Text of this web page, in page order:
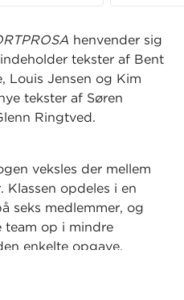
henvender sig
tekster af Bent
Louis Jensen og Kim
tekster af Søren
Ringtved.
veksles der mellem
Klassen opdeles i en
seks medlemmer, og
team op i mindre
enkelte opgave.